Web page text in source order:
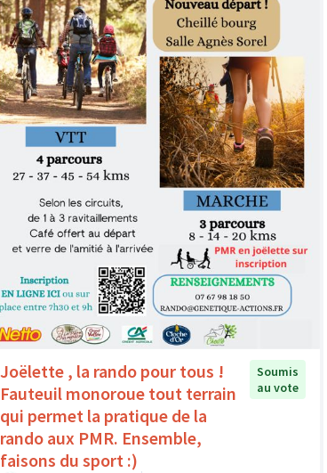
Joëlette , la rando pour tous !
Fauteuil monoroue tout terrain
qui permet la pratique de la
rando aux PMR. Ensemble,
faisons du sport :)
Soumis
au vote